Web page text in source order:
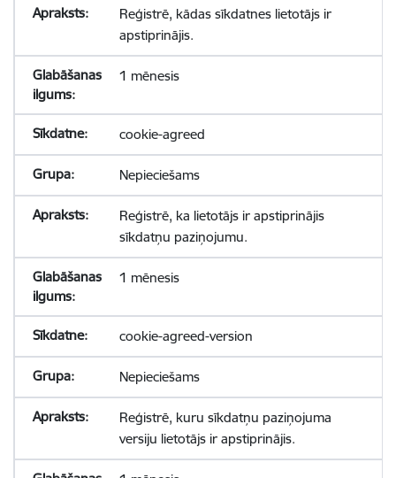
Reģistrē, kādas sīkdatnes lietotājs ir
apstiprinājis.
1 mēnesis
cookie-agreed
Nepieciešams
Reģistrē, ka lietotājs ir apstiprinājis
sīkdatņu paziņojumu.
1 mēnesis
cookie-agreed-version
Nepieciešams
Reģistrē, kuru sīkdatņu paziņojuma
versiju lietotājs ir apstiprinājis.